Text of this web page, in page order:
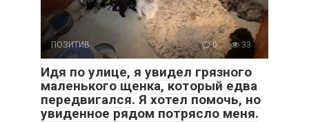
ПОЗИТИВ 0 33
Идя по улице, я увидел грязного
маленького щенка, который едва
передвигался. Я хотел помочь, но
увиденное рядом потрясло меня.